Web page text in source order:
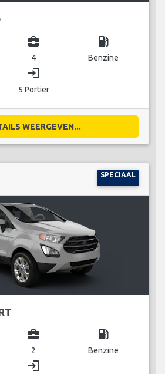
business_center
4
local_gas_station
Benzine
login
5 Portier
WEERGEVEN...
SPECIAAL
business_center
2
local_gas_station
Benzine
login